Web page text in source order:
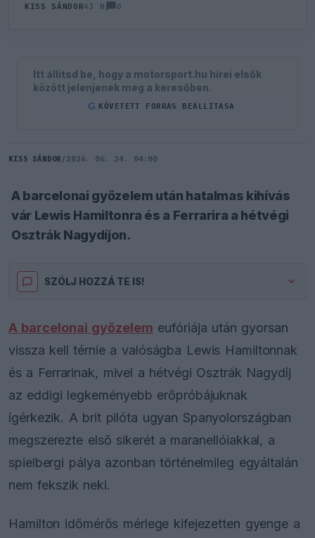
KISS SÁNDOR43 N 0
Itt állítsd be, hogy a motorsport.hu hírei elsők
között jelenjenek meg a keresőben.
G KÖVETETT FORRÁS BEÁLLÍTÁSA
KISS SÁNDOR / 2026. 06. 24. 04:00
A barcelonai győzelem után hatalmas kihívás
vár Lewis Hamiltonra és a Ferrarira a hétvégi
Osztrák Nagydíjon.
SZÓLJ HOZZÁ TE IS!
A barcelonai győzelem eufóriája után gyorsan
vissza kell térnie a valóságba Lewis Hamiltonnak
és a Ferrarinak, mivel a hétvégi Osztrák Nagydíj
az eddigi legkeményebb erőpróbájuknak
ígérkezik. A brit pilóta ugyan Spanyolországban
megszerezte első sikerét a maranellóiakkal, a
spielbergi pálya azonban történelmileg egyáltalán
nem fekszik neki.
Hamilton időmérős mérlege kifejezetten gyenge a